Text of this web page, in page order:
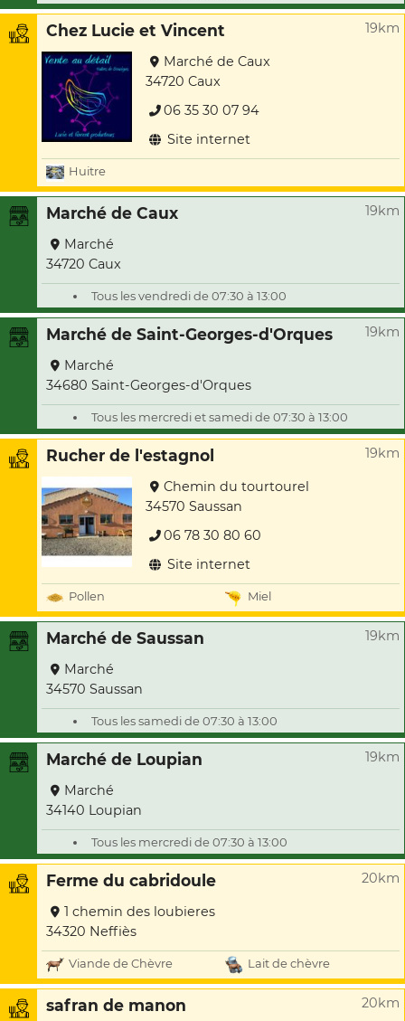
Chez Lucie et Vincent 19km
Marché de Caux
34720 Caux
06 35 30 07 94
Site internet
Huitre
Marché de Caux 19km
Marché
34720 Caux
Tous les vendredi de 07:30 à 13:00
Marché de Saint-Georges-d'Orques 19km
Marché
34680 Saint-Georges-d'Orques
Tous les mercredi et samedi de 07:30 à 13:00
Rucher de l'estagnol 19km
Chemin du tourtourel
34570 Saussan
06 78 30 80 60
Site internet
Pollen Miel
Marché de Saussan 19km
Marché
34570 Saussan
Tous les samedi de 07:30 à 13:00
Marché de Loupian 19km
Marché
34140 Loupian
Tous les mercredi de 07:30 à 13:00
Ferme du cabridoule 20km
1 chemin des loubieres
34320 Neffiès
Viande de Chèvre Lait de chèvre
safran de manon 20km